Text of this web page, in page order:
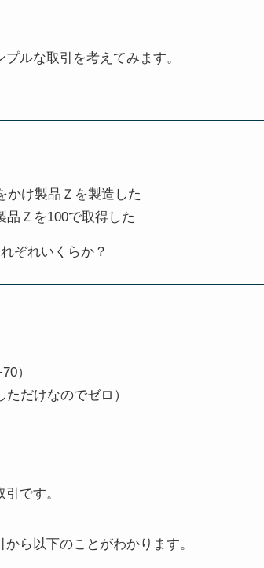
プルな取引を考えてみます。
かけ製品Ｚを製造した
品Ｚを100で取得した
ぞれいくらか？
）
だけなのでゼロ）
です。
ら以下のことがわかります。